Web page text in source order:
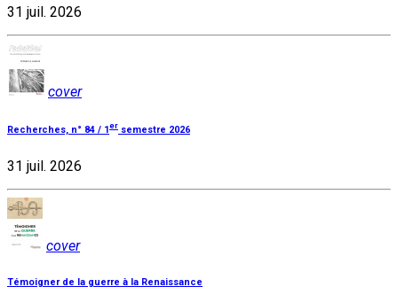
31 juil. 2026
cover
Recherches, n° 84 / 1 er semestre 2026
31 juil. 2026
cover
Témoigner de la guerre à la Renaissance